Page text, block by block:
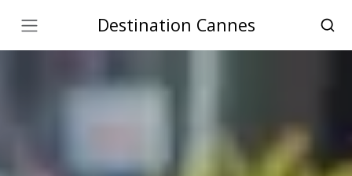
Destination Cannes